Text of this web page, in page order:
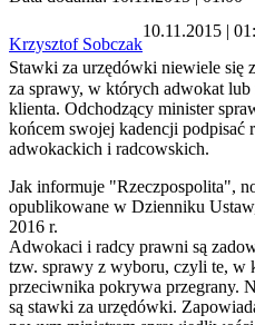
Krzysztof Sobczak
10.11.2015 |
Stawki za urzędówki niewiele
za sprawy, w których adwokat
klienta. Odchodzący minister
końcem swojej kadencji podpisać
adwokackich i radcowskich.
Jak informuje "Rzeczpospolita",
opublikowane w Dzienniku
2016 r.
Adwokaci i radcy prawni są
tzw. sprawy z wyboru, czyli te, w
przeciwnika pokrywa przegrany.
są stawki za urzędówki.